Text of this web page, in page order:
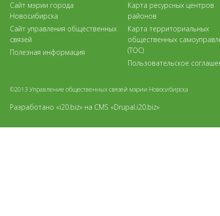
Сайт мэрии города
Новосибирска
Сайт управления общественных
связей
Полезная информация
Карта ресурсных центров
районов
Карта территориальных
общественных
(ТОС)
Пользовательское
©2013 Управление общественных связей мэрии Новосибирска
Разработано «i20.biz» на CMS «Drupal.i20.biz»